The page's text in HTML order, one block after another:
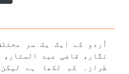
اُردو کے ایک یک سر
نگار، قاضی عبد الستار،
طراز۔ کم لکھا ہے